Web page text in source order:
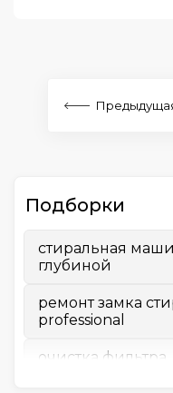
Подборки
стиральная
глубиной
ремонт замка
professional
очистка фильтра